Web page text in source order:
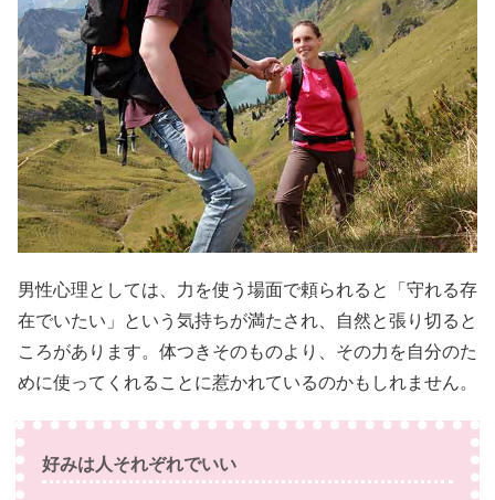
男性心理としては、力を使う場面で頼られると「守れる存
在でいたい」という気持ちが満たされ、自然と張り切ると
ころがあります。体つきそのものより、その力を自分のた
めに使ってくれることに惹かれているのかもしれません。
好みは人それぞれでいい